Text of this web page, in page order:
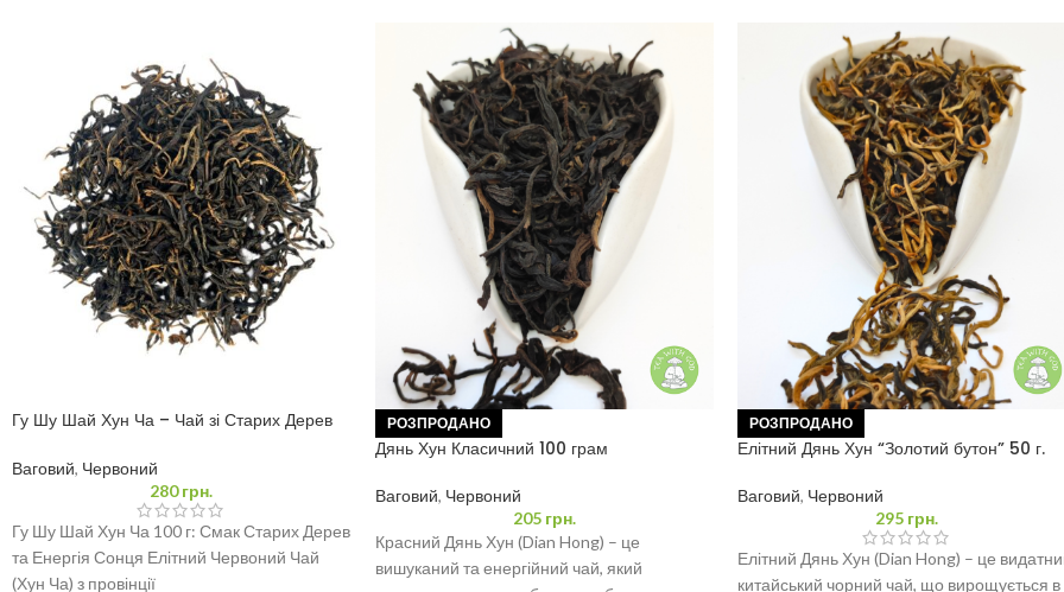
Гу Шу Шай Хун Ча – Чай зі Старих Дерев
Ваговий, Червоний
280грн.
Гу Шу Шай Хун Ча 100 г: Смак Старих Дерев
та Енергія Сонця Елітний Червоний Чай
(Хун Ча) з провінції
РОЗПРОДАНО
Дянь Хун Класичний 100 грам
Ваговий, Червоний
205грн.
Красний Дянь Хун (Dian Hong) – це
вишуканий та енергійний чай, який
РОЗПРОДАНО
Елітний Дянь Хун “Золотий бутон” 50 г.
Ваговий, Червоний
295 грн.
Елітний Дянь Хун (Dian Hong) – це
китайський чорний чай, що вирощується в